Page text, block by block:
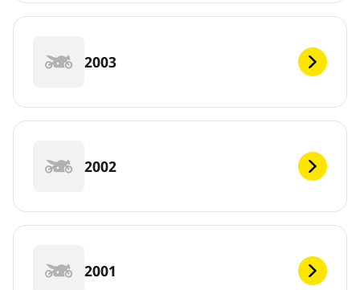
2003
2002
2001